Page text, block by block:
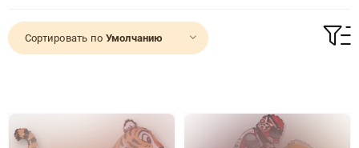
Избранное
Сортировать по Умолчанию